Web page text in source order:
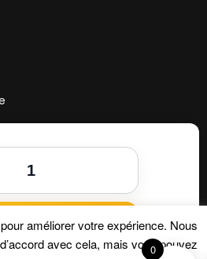
au panier
améliorer votre expérience. Nous
avec cela, mais vous pouvez
0